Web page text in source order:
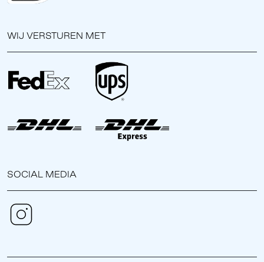
WIJ VERSTUREN MET
SOCIAL MEDIA